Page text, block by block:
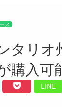
ス
タリオ
購入可
LINE